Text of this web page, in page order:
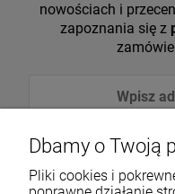
nowościach i
zapoznania się z
Dbamy o Twoją
Pliki cookies i